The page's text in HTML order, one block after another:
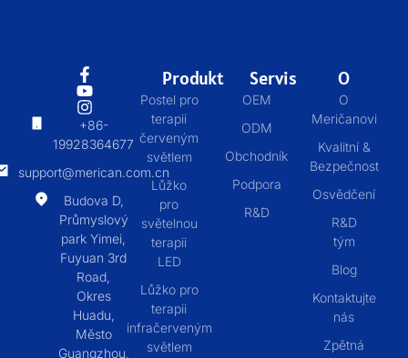
+86-
19928364677
support@merican.com.cn
Budova D,
Průmyslový
park Yimei,
Fuyuan 3rd
Road,
Okres
Huadu,
Město
Guangzhou,
Produkt
Postel pro
terapii
červeným
světlem
Lůžko
pro
světelnou
terapii
LED
Lůžko pro
terapii
infračerveným
světlem
Servis
OEM
ODM
Obchodník
Podpora
R&D
O
O
Meričanovi
Kvalitní &
Bezpečnost
Osvědčení
R&D
tým
Blog
Kontaktujte
nás
Zpětná